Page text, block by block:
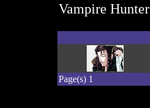
Vampire
Page(s) 1